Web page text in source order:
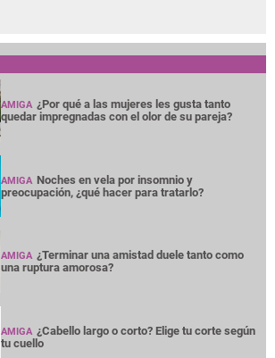
AMIGA ¿Por qué a las mujeres les gusta tanto
quedar impregnadas con el olor de su pareja?
AMIGA Noches en vela por insomnio y
preocupación, ¿qué hacer para tratarlo?
AMIGA ¿Terminar una amistad duele tanto como
una ruptura amorosa?
AMIGA ¿Cabello largo o corto? Elige tu corte según
tu cuello